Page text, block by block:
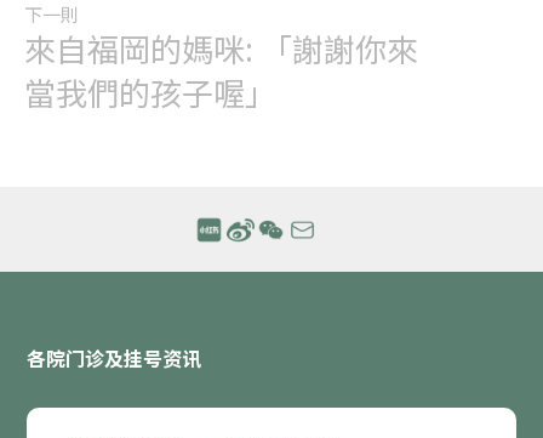
下一則
來自福岡的媽咪: 「謝謝你來
當我們的孩子喔」
各院门诊及挂号资讯